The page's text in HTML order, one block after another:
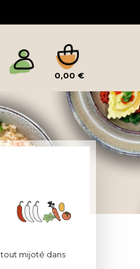
0,00 €
tout mijoté dans